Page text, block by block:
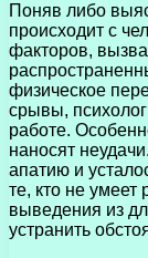
Поняв либо
происходит с
факторов,
физическое
срывы,
работе.
наносят
апатию и
те, кто не
выведения из
устранить